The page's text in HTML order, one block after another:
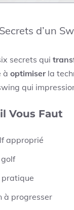
d’un
secrets qui
à optimiserla
qui
Vous Faut
approprié
pratique
à progresser